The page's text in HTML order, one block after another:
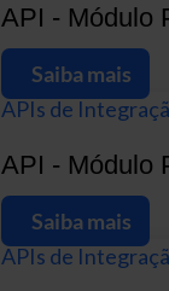
API - Módulo
Saiba mais
APIs de
API - Módulo
Saiba mais
APIs de